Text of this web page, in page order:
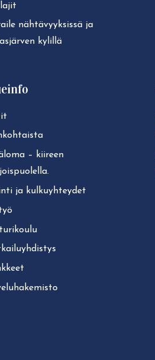
näh­tä­vyyk­sis­sä ja
kylillä
– kiireen
ja kul­ku­yh­tey­det